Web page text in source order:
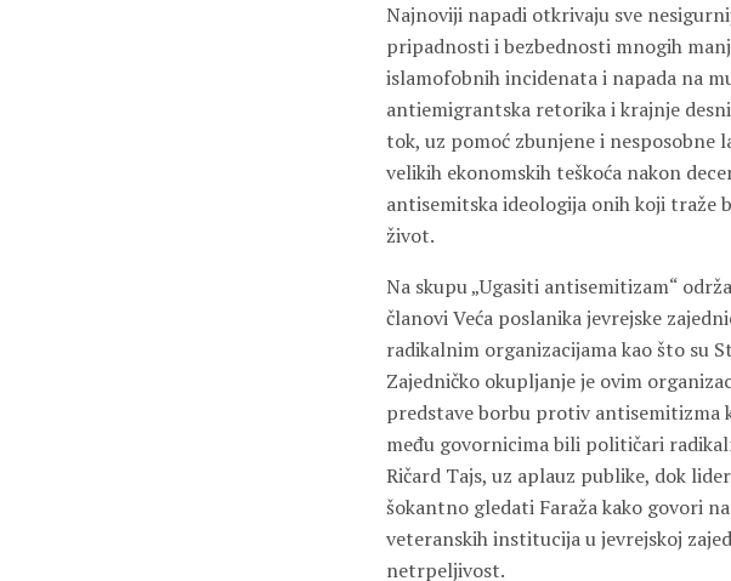
Najnoviji napadi otkrivaju sve
pripadnosti i bezbednosti mnogih
islamofobnih incidenata i napada na
antiemigrantska retorika i krajnje
tok, uz pomoć zbunjene i
velikih ekonomskih teškoća nakon
antisemitska ideologija onih koji traže
život.
Na skupu „Ugasiti antisemitizam“
članovi Veća poslanika jevrejske
radikalnim organizacijama kao što su
Zajedničko okupljanje je ovim
predstave borbu protiv antisemitizma
među govornicima bili političari
Ričard Tajs, uz aplauz publike, dok
šokantno gledati Faraža kako govori
veteranskih institucija u jevrejskoj
netrpeljivost.